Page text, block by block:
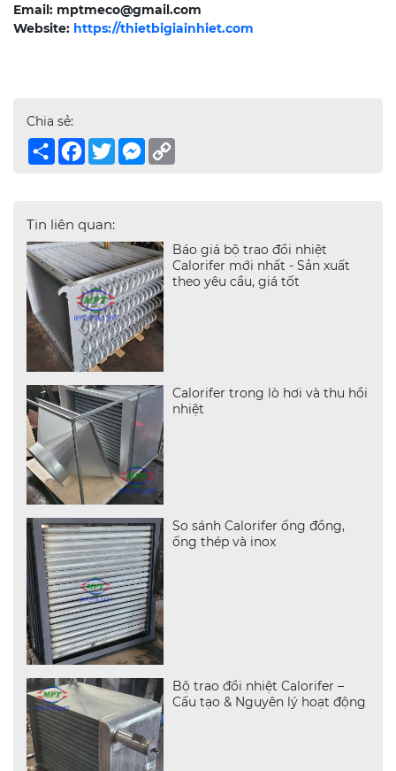
Email: mptmeco@gmail.com
Website: https://thietbigiainhiet.com
Chia sẻ:
ShareFacebook
TwitterMessenger
Tin liên quan:
Báo giá bộ trao đổi nhiệt
Calorifer mới nhất - Sản xuất
theo yêu cầu, giá tốt
Calorifer trong lò hơi và thu hồi
nhiệt
So sánh Calorifer ống đồng,
ống thép và inox
Bộ trao đổi nhiệt Calorifer –
Cấu tạo & Nguyên lý hoạt động